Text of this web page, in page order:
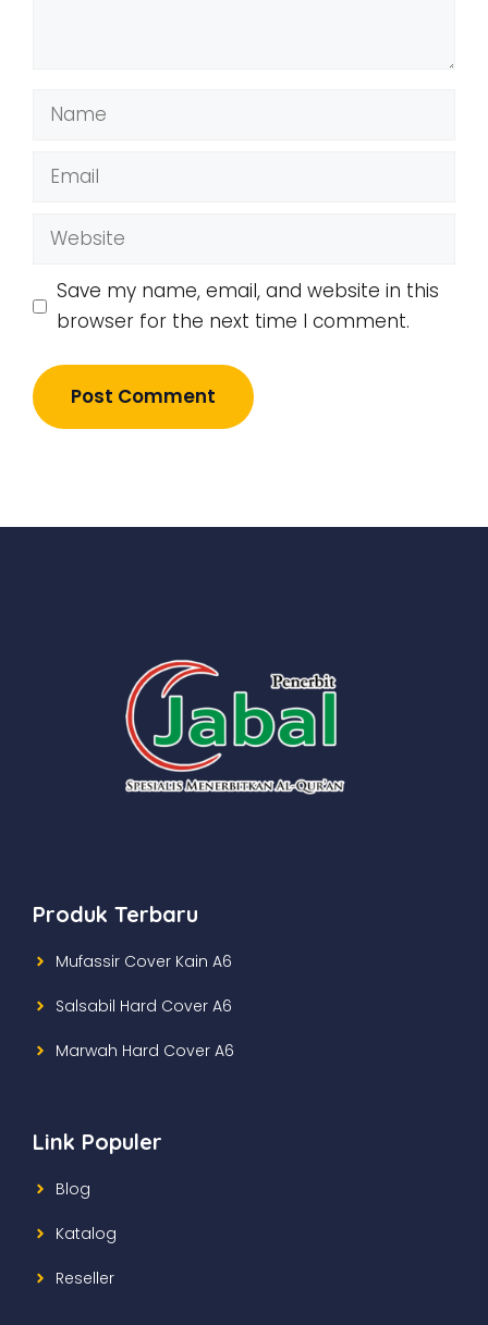
Name
Email
Website
Save my name, email, and website in this
browser for the next time I comment.
Produk Terbaru
Mufassir Cover Kain A6
Salsabil Hard Cover A6
Marwah Hard Cover A6
Link Populer
Blog
Katalog
Reseller